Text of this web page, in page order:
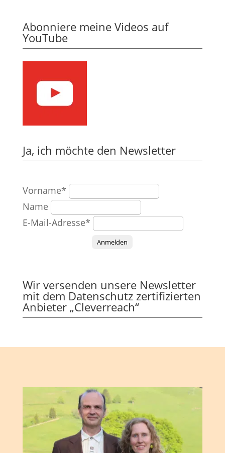
Abonniere meine Videos auf
YouTube
Ja, ich möchte den Newsletter
Vorname*
Name
E-Mail-Adresse*
Anmelden
Wir versenden unsere Newsletter
mit dem Datenschutz zertifizierten
Anbieter „Cleverreach“